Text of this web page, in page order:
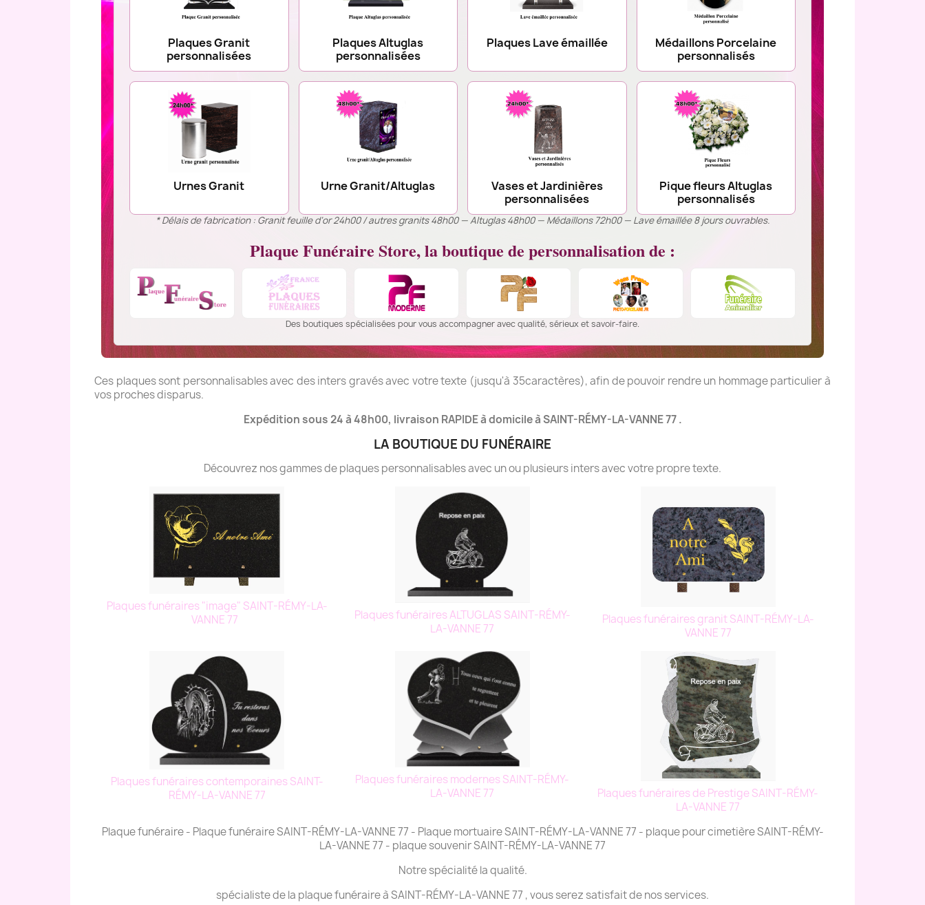
Plaques Granit
personnalisées
Plaques Altuglas
personnalisées
Plaques Lave émaillée
Médaillons Porcelaine
personnalisés
Urnes Granit Urne Granit/Altuglas
Vases et Jardinières
personnalisées
Pique fleurs Altuglas
personnalisés
* Délais de fabrication : Granit feuille d’or 24h00 / autres granits 48h00 — Altuglas 48h00 — Médaillons 72h00 — Lave émaillée 8 jours ouvrables.
Plaque Funéraire Store, la boutique de personnalisation de :
Des boutiques spécialisées pour vous accompagner avec qualité, sérieux et savoir-faire.
Ces plaques sont personnalisables avec des inters gravés avec votre texte (jusqu'à 35caractères), afin de pouvoir rendre un hommage particulier à
vos proches disparus.
Expédition sous 24 à 48h00, livraison RAPIDE à domicile à SAINT-RÉMY-LA-VANNE 77 .
LA BOUTIQUE DU FUNÉRAIRE
Découvrez nos gammes de plaques personnalisables avec un ou plusieurs inters avec votre propre texte.
Plaques funéraires "image" SAINT-RÉMY-LA-
VANNE 77
Plaques funéraires ALTUGLAS SAINT-RÉMY-
LA-VANNE 77
Plaques funéraires granit SAINT-RÉMY-LA-
VANNE 77
Plaques funéraires contemporaines SAINT-
RÉMY-LA-VANNE 77
Plaques funéraires modernes SAINT-RÉMY-
LA-VANNE 77
Plaques funéraires de Prestige SAINT-RÉMY-
LA-VANNE 77
Plaque funéraire - Plaque funéraire SAINT-RÉMY-LA-VANNE 77 - Plaque mortuaire SAINT-RÉMY-LA-VANNE 77 - plaque pour cimetière SAINT-RÉMY-
LA-VANNE 77 - plaque souvenir SAINT-RÉMY-LA-VANNE 77
Notre spécialité la qualité.
spécialiste de la plaque funéraire à SAINT-RÉMY-LA-VANNE 77 , vous serez satisfait de nos services.